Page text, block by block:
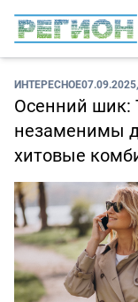
ИНТЕРЕСНОЕ
Осенний шик:
незаменимы
хитовые